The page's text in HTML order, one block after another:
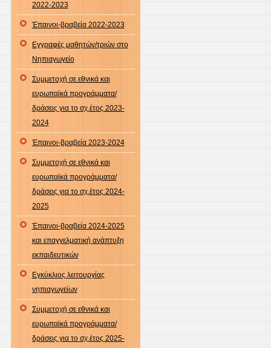
2022-2023
Έπαινοι-βραβεία 2022-2023
Εγγραφές μαθητών/τριών στο
Νηπιαγωγείο
Συμμετοχή σε εθνικά και
ευρωπαϊκά προγράμματα/
δράσεις για το σχ.έτος 2023-
2024
Έπαινοι-βραβεία 2023-2024
Συμμετοχή σε εθνικά και
ευρωπαϊκά προγράμματα/
δράσεις για το σχ.έτος 2024-
2025
Έπαινοι-βραβεία 2024-2025
και επαγγελματική ανάπτυξη
εκπαιδευτικών
Εγκύκλιος λειτουργίας
νηπιαγωγείων
Συμμετοχή σε εθνικά και
ευρωπαϊκά προγράμματα/
δράσεις για το σχ.έτος 2025-